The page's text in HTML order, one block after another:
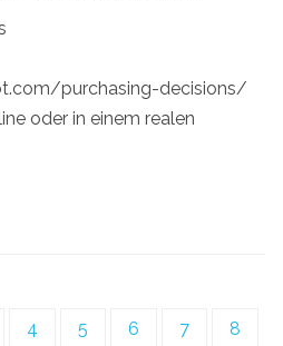
purchasing-decisions/
oder in einem realen
4 5 6 7
8